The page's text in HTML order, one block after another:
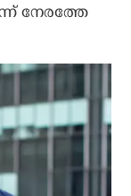
നേരത്തേ